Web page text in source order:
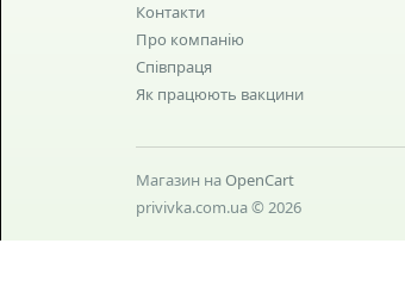
Контакти
Про компанію
Співпраця
Як працюють вакцини
Магазин на OpenCart
privivka.com.ua © 2026